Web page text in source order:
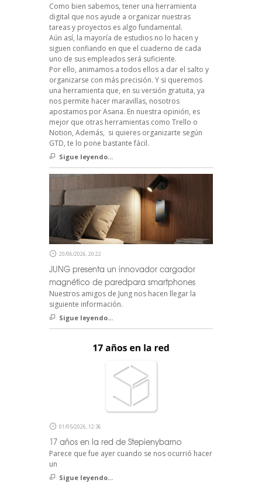
Como bien sabemos, tener una herramienta
digital que nos ayude a organizar nuestras
tareas y proyectos es algo fundamental.
Aún así, la mayoría de estudios no lo hacen y
siguen confiando en que el cuaderno de cada
uno de sus empleados será suficiente.
Por ello, animamos a todos ellos a dar el salto y
organizarse con más precisión. Y si queremos
una herramienta que, en su versión gratuita, ya
nos permite hacer maravillas, nosotros
apostamos por Asana. En nuestra opinión, es
mejor que otras herramientas como Trello o
Notion, Además, si quieres organizarte según
GTD, te lo pone bastante fácil.
Sigue leyendo...
20/06/2026, 20:22
JUNG presenta un innovador cargador
magnético de paredpara smartphones
Nuestros amigos de Jung nos hacen llegar la
siguiente información.
Sigue leyendo...
01/05/2026, 12:36
17 años en la red de Stepienybarno
Parece que fue ayer cuando se nos ocurrió hacer
un
Sigue leyendo...